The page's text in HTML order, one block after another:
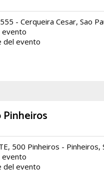
- Cerqueira Cesar, Sao
evento
del evento
Pinheiros
500 Pinheiros - Pinheiros,
evento
del evento